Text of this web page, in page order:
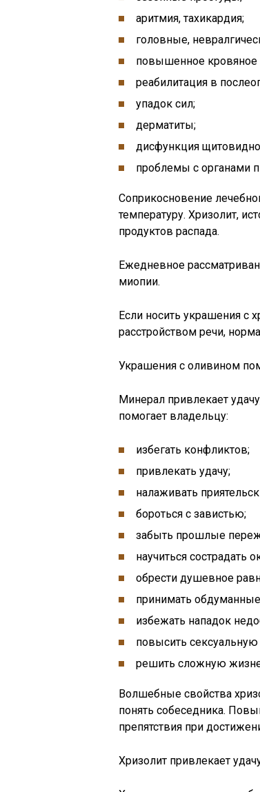
аритмия, тахикардия;
головные,
повышенное кровяное
реабилитация в
упадок сил;
дерматиты;
дисфункция
проблемы с органами
Соприкосновение
температуру. Хризолит,
продуктов распада.
Ежедневное
миопии.
Если носить украшения с
расстройством речи,
Украшения с оливином
Минерал привлекает
помогает владельцу:
избегать конфликтов;
привлекать удачу;
налаживать
бороться с завистью;
забыть прошлые
научиться сострадать
обрести душевное
принимать
избежать нападок
повысить сексуальную
решить сложную
Волшебные свойства
понять собеседника.
препятствия при
Хризолит привлекает